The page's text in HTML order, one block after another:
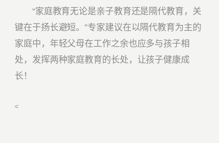
“家庭教育无论是亲子教育还是隔代教育，关
键在于扬长避短。”专家建议在以隔代教育为主的
家庭中，年轻父母在工作之余也应多与孩子相
处，发挥两种家庭教育的长处，让孩子健康成
长！
<